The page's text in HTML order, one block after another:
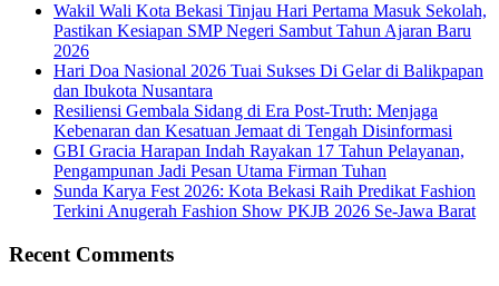
Wakil Wali Kota Bekasi Tinjau Hari Pertama Masuk Sekolah,
Pastikan Kesiapan SMP Negeri Sambut Tahun Ajaran Baru
2026
Hari Doa Nasional 2026 Tuai Sukses Di Gelar di Balikpapan
dan Ibukota Nusantara
Resiliensi Gembala Sidang di Era Post-Truth: Menjaga
Kebenaran dan Kesatuan Jemaat di Tengah Disinformasi
GBI Gracia Harapan Indah Rayakan 17 Tahun Pelayanan,
Pengampunan Jadi Pesan Utama Firman Tuhan
Sunda Karya Fest 2026: Kota Bekasi Raih Predikat Fashion
Terkini Anugerah Fashion Show PKJB 2026 Se-Jawa Barat
Recent Comments